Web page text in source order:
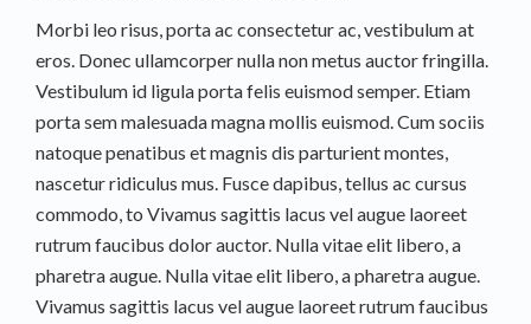
Morbi leo risus, porta ac consectetur ac, vestibulum at
eros. Donec ullamcorper nulla non metus auctor fringilla.
Vestibulum id ligula porta felis euismod semper. Etiam
porta sem malesuada magna mollis euismod. Cum sociis
natoque penatibus et magnis dis parturient montes,
nascetur ridiculus mus. Fusce dapibus, tellus ac cursus
commodo, to Vivamus sagittis lacus vel augue laoreet
rutrum faucibus dolor auctor. Nulla vitae elit libero, a
pharetra augue. Nulla vitae elit libero, a pharetra augue.
Vivamus sagittis lacus vel augue laoreet rutrum faucibus